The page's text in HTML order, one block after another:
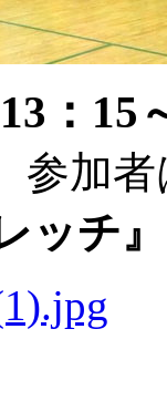
：15
参加
ッチ』